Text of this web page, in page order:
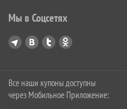
Мы в Соцсетях
Все наши купоны доступны
через Мобильное Приложение: